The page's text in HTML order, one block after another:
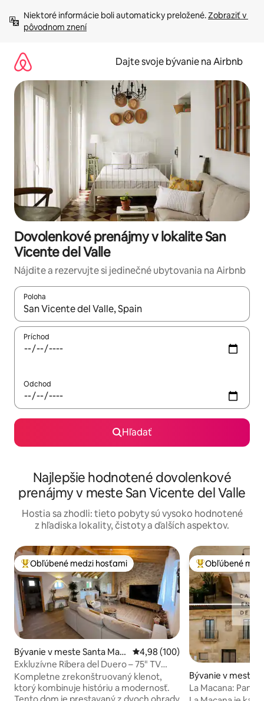
obsah.
Niektoré informácie boli automaticky preložené. Zobraziť v
pôvodnom znení
Dajte svoje bývanie na Airbnb
Dovolenkové prenájmy v lokalite San
Vicente del Valle
Nájdite a rezervujte si jedinečné ubytovania na Airbnb
Poloha
Keď budú výsledky k dispozícii, môžete si ich prechádzať
Príchod
Odchod
Hľadať
Najlepšie hodnotené dovolenkové
prenájmy v meste San Vicente del Valle
Hostia sa zhodli: tieto pobyty sú vysoko hodnotené
z hľadiska lokality, čistoty a ďalších aspektov.
Najobľúbenejšie medzi hosťami
Obľúbené medzi hosťami
Bývanie v meste Santa Marí
a del Mercadillo
Priemerné ohodnotenie 4,98 z
4,98 (100)
Exkluzívne Ribera del Duero – 75" TV
Netflix a Wi-Fi
Kompletne zrekonštruovaný klenot,
ktorý kombinuje históriu a modernosť.
Najobľúbenejšie
Obľúbené
Bývanie v meste
de la Sonsierra
La Macana: